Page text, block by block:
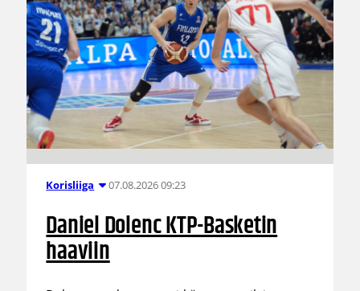
Korisliiga 07.08.2026 09:23
Daniel Dolenc KTP-Basketin
haaviin